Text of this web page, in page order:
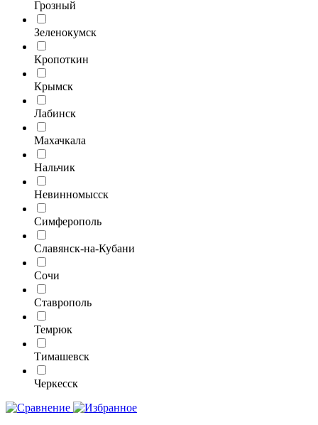
Грозный
Зеленокумск
Кропоткин
Крымск
Лабинск
Махачкала
Нальчик
Невинномысск
Симферополь
Славянск-на-Кубани
Сочи
Ставрополь
Темрюк
Тимашевск
Черкесск